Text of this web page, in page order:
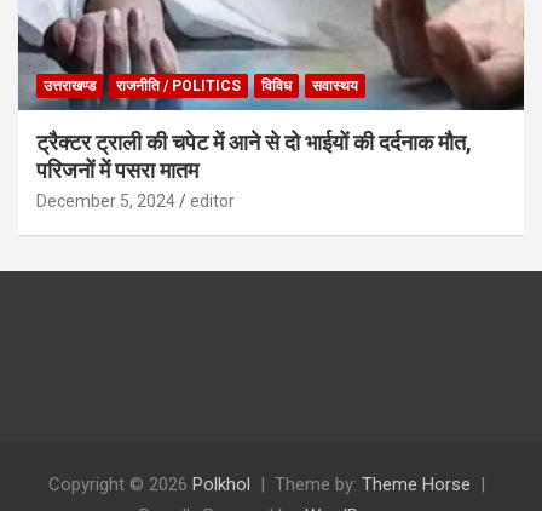
उत्तराखण्ड राजनीति / POLITICS विविध सवास्थय
ट्रैक्टर ट्राली की चपेट में आने से दो भाईयों की दर्दनाक मौत,
परिजनों में पसरा मातम
December 5, 2024 editor
Copyright © 2026 Polkhol Theme by: Theme Horse